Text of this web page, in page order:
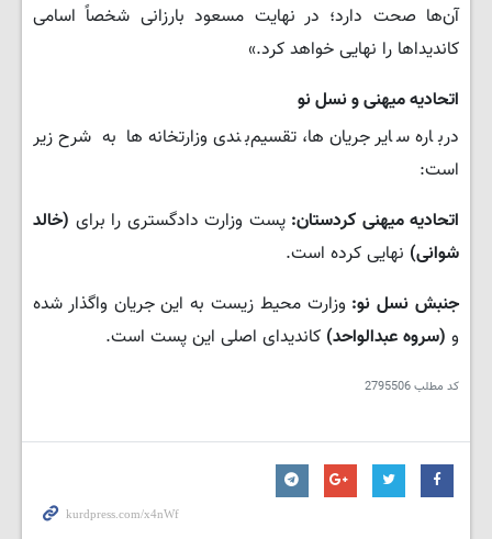
آن‌ها صحت دارد؛ در نهایت مسعود بارزانی شخصاً اسامی
کاندیداها را نهایی خواهد کرد.»
اتحادیه میهنی و نسل نو
​درباره سایر جریان‌ها، تقسیم‌بندی وزارتخانه‌ها به شرح زیر
است:
اتحادیه میهنی کردستان: پست وزارت دادگستری را برای (خالد
شوانی) نهایی کرده است.
جنبش نسل نو: وزارت محیط زیست به این جریان واگذار شده
و (سروه عبدالواحد) کاندیدای اصلی این پست است.
کد مطلب2795506